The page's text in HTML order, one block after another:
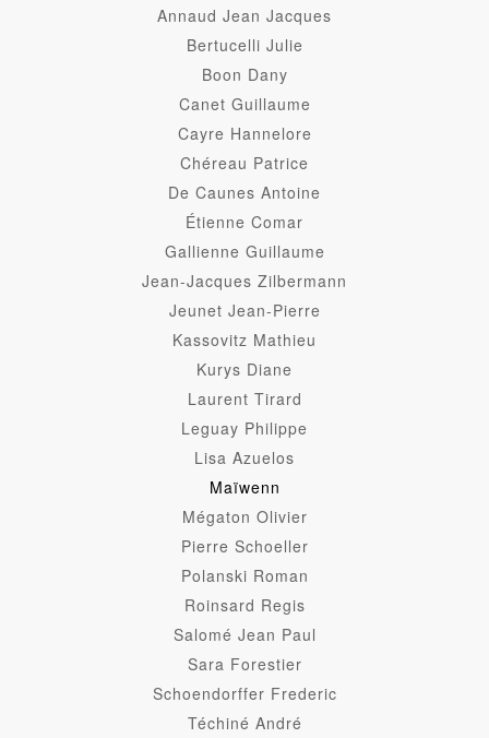
Annaud Jean Jacques
Bertucelli Julie
Boon Dany
Canet Guillaume
Cayre Hannelore
Chéreau Patrice
De Caunes Antoine
Étienne Comar
Gallienne Guillaume
Jean-Jacques Zilbermann
Jeunet Jean-Pierre
Kassovitz Mathieu
Kurys Diane
Laurent Tirard
Leguay Philippe
Lisa Azuelos
Maïwenn
Mégaton Olivier
Pierre Schoeller
Polanski Roman
Roinsard Regis
Salomé Jean Paul
Sara Forestier
Schoendorffer Frederic
Téchiné André